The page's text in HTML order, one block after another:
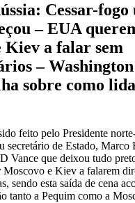
Cessar-
– EUA
Kiev a falar sem
–
sobre como
feito pelo Presidente
secretário de Estado, Marco
Vance que deixou tudo
Moscovo e Kiev a falarem
sendo esta saída de cena
tanto a Pequim como a